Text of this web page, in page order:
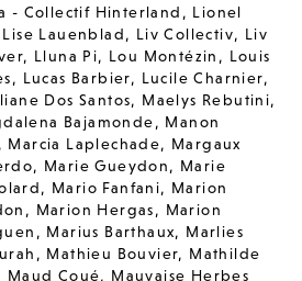
- Collectif Hinterland , Lionel
Lise Lauenblad, Liv Collectiv, Liv
, Lluna Pi, Lou Montézin , Louis
, Lucas Barbier, Lucile Charnier,
Dos Santos, Maelys Rebutini,
Bajamonde, Manon
, Marcia Laplechade, Margaux
, Marie Gueydon, Marie
, Mario Fanfani, Marion
, Marion Hergas, Marion
, Marius Barthaux, Marlies
, Mathieu Bouvier, Mathilde
Maud Coué, Mauvaise Herbes